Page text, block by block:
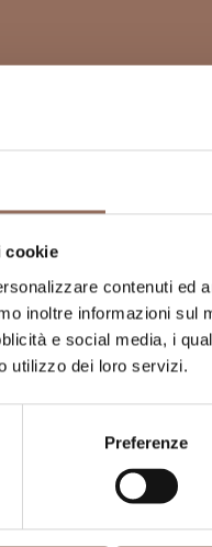
cookie
contenuti ed
inoltre informazioni
e social media, i
utilizzo dei loro servizi.
Preferenze